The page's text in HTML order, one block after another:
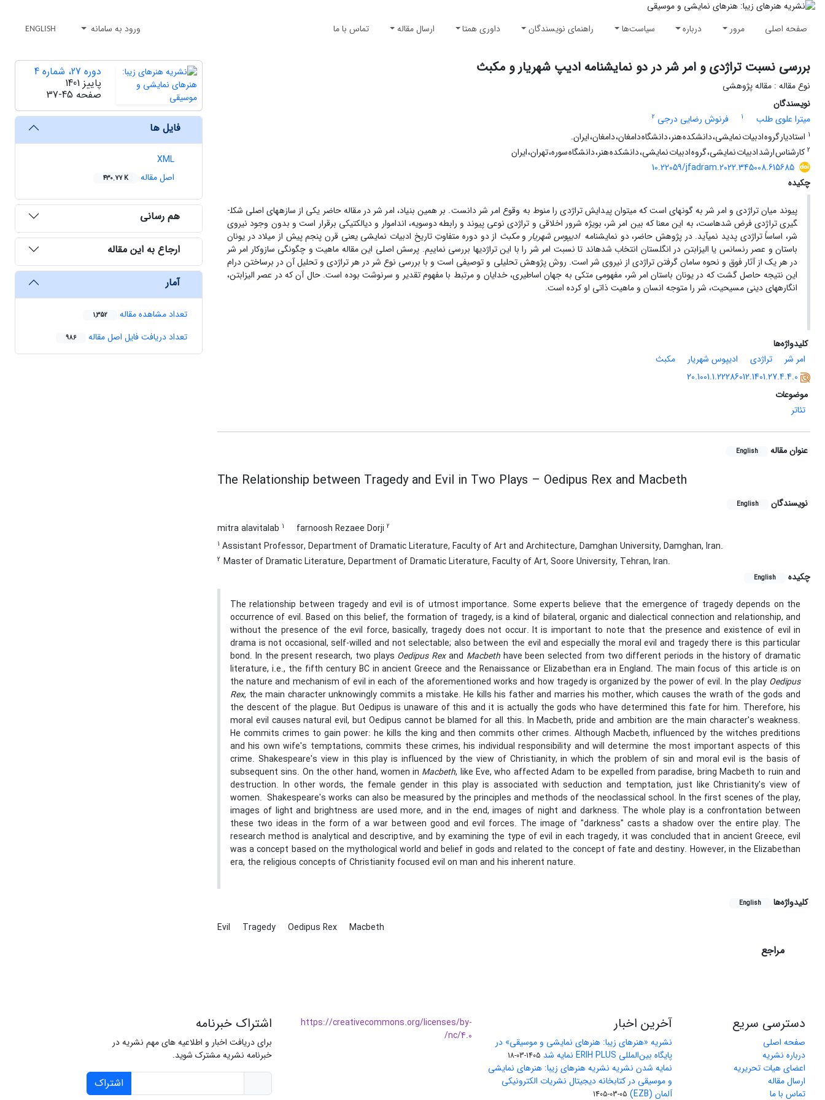
صفحه اصلی مرور درباره سیاست‌ها راهنمای نویسندگان داوری همتا ارسال مقاله تماس با ما ورود به سامانه ENGLISH
بررسی نسبت تراژدی و امر شر در دو نمایشنامه‌ ادیپ شهریار و مکبث
نوع مقاله : مقاله پژوهشی
نویسندگان
میترا علوی طلب
1 فرنوش رضایی درجی 2
1 استادیار گروه ادبیات نمایشی، دانشکده هنر، دانشگاه دامغان، دامغان، ایران.
2 کارشناس ارشد ادبیات نمایشی، گروه ادبیات نمایشی، دانشکده هنر، دانشگاه سوره، تهران، ایران
10.22059/jfadram.2022.345008.615685
چکیده
پیوند میان تراژدی و امر شر به گونه­ای است که می­توان پیدایش تراژدی را منوط به وقوع امر شر دانست. بر همین بنیاد، امر شر در مقاله حاضر یکی از سازه­های اصلی شکل­
گیری تراژدی فرض شدهاست، به این معنا که بین امر شر، بویژه شرور اخلاقی و تراژدی نوعی پیوند و رابطه­دوسویه، انداموار و دیالکتیکی برقرار است و بدون وجود نیروی
شر، اساساً تراژدی پدید نمی­آید. در پژوهش حاضر، دو نمایشنامهادیپوس شهریار ومکبث از دو دوره متفاوتِ تاریخ ادبیات نمایشی یعنی قرن پنجم پیش از میلاد در یونان
باستان و عصر رنسانس یا الیزابتن در انگلستان انتخاب شده­اند تا نسبت امر شر را با این تراژدی­ها بررسی نماییم. پرسش اصلی این مقاله ماهیت و چگونگی سازوکار امر شر
در هر یک از آثار فوق و نحوه سامان گرفتن تراژدی از نیروی شر است. روش پژوهش تحلیلی و توصیفی است و با بررسی نوع شر در هر تراژدی و تحلیل آن در برساختن درام
این نتیجه حاصل گشت که در یونان باستان امر شر، مفهومی متکی به جهان اساطیری، خدایان و مرتبط با مفهوم تقدیر و سرنوشت بوده است. حال آن که در عصر الیزابتن،
انگاره­های دینی مسیحیت، شر را متوجه انسان و ماهیت ذاتی او کرده است.
کلیدواژه‌ها
امر شر
تراژدی ادیپوس شهریار
مکبث
20.1001.1.22286012.1401.27.4.4.0
موضوعات
تئاتر
عنوان مقاله English
The Relationship between Tragedy and Evil in Two Plays – Oedipus Rex and Macbeth
نویسندگان English
mitra alavitalab 1 farnoosh Rezaee Dorji 2
1 Assistant Professor, Department of Dramatic Literature, Faculty of Art and Architecture, Damghan University, Damghan, Iran.
2 Master of Dramatic Literature, Department of Dramatic Literature, Faculty of Art, Soore University, Tehran, Iran.
چکیده
English
The relationship between tragedy and evil is of utmost importance. Some experts believe that the emergence of tragedy depends on the
occurrence of evil. Based on this belief, the formation of tragedy, is a kind of bilateral, organic and dialectical connection and relationship, and
without the presence of the evil force, basically, tragedy does not occur. It is important to note that the presence and existence of evil in
drama is not occasional, self-willed and not selectable; also between the evil and especially the moral evil and tragedy there is this particular
bond. In the present research, two plays Oedipus Rexand Macbethhave been selected from two different periods in the history of dramatic
literature, i.e., the fifth century BC in ancient Greece and the Renaissance or Elizabethan era in England. The main focus of this article is on
the nature and mechanism of evil in each of the aforementioned works and how tragedy is organized by the power of evil. In the play Oedipus
Rex, the main character unknowingly commits a mistake. He kills his father and marries his mother, which causes the wrath of the gods and
the descent of the plague. But Oedipus is unaware of this and it is actually the gods who have determined this fate for him. Therefore, his
moral evil causes natural evil, but Oedipus cannot be blamed for all this. In Macbeth, pride and ambition are the main character's weakness.
He commits crimes to gain power: he kills the king and then commits other crimes. Although Macbeth, influenced by the witches preditions
and his own wife's temptations, commits these crimes, his individual responsibility and will determine the most important aspects of this
crime. Shakespeare's view in this play is influenced by the view of Christianity, in which the problem of sin and moral evil is the basis of
subsequent sins. On the other hand, women in Macbeth, like Eve, who affected Adam to be expelled from paradise, bring Macbeth to ruin and
destruction. In other words, the female gender in this play is associated with seduction and temptation, just like Christianity's view of
women. Shakespeare's works can also be measured by the principles and methods of the neoclassical school. In the first scenes of the play,
images of light and brightness are used more, and in the end, images of night and darkness. The whole play is a confrontation between
these two ideas in the form of a war between good and evil forces. The image of "darkness" casts a shadow over the entire play. The
research method is analytical and descriptive, and by examining the type of evil in each tragedy, it was concluded that in ancient Greece, evil
was a concept based on the mythological world and belief in gods and related to the concept of fate and destiny. However, in the Elizabethan
era, the religious concepts of Christianity focused evil on man and his inherent nature.
کلیدواژه‌ها English
Evil Tragedy Oedipus Rex Macbeth
مراجع
دوره 27، شماره 4
پاییز 1401
صفحه 37-45
فایل ها
XML
اصل مقاله
430.77 K
هم رسانی
ارجاع به این مقاله
آمار
تعداد مشاهده مقاله 1,352
تعداد دریافت فایل اصل مقاله 986
دسترسی سریع
صفحه اصلی
درباره نشریه
اعضای هیات تحریریه
ارسال مقاله
تماس با ما
آخرین اخبار
نشریه «هنرهای زیبا: هنرهای نمایشی و موسیقی» در
پایگاه بین‌المللی ERIH PLUS نمایه شد
1405-03-18
نمایه شدن نشریه نشریه هنرهای زیبا: هنرهای نمایشی
و موسیقی در کتابخانه دیجیتال نشریات الکترونیکی
آلمان (EZB)
1405-03-05
https://creativecommons.org/licenses/by-
nc/4.0/
اشتراک خبرنامه
برای دریافت اخبار و اطلاعیه های مهم نشریه در
خبرنامه نشریه مشترک شوید.
اشتراک